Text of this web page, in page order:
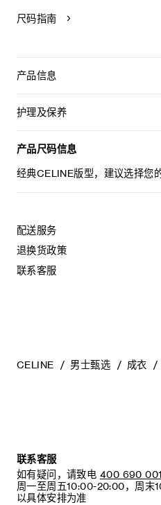
尺码指南
产品信息
皮革部分：100%羊皮革
经典版型
皮革衣袖
2个斜插西装袋
意大利制造
护理及保养
仅使用不含漂白剂的洗衣产品。
最高熨烫温度：110°C / 230°F
产品尺码信息
经典CELINE版型，建议选择您
配送服务
退换货政策
联系客服
CELINE 男士甄选 成衣
联系客服
如有疑问，请致电 400 690
周一至周五10:00-20:00，周末
以具体安排为准